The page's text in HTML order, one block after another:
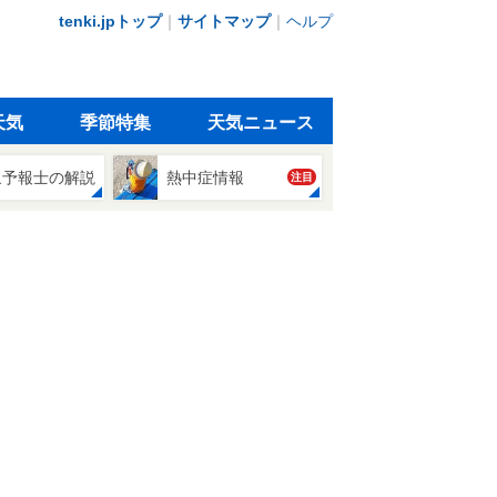
tenki.jpトップ｜ サイトマップ｜ ヘルプ
気 季節特集 天気ニュース
報士の解説 熱中症情報 注目